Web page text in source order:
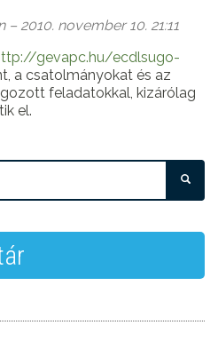
– 2010. november 10. 21:11
gevapc.hu/ecdlsugo-
a csatolmányokat és az
feladatokkal, kizárólag
el.